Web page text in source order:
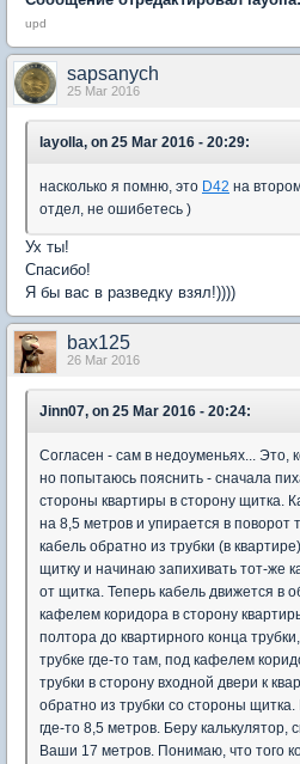
upd
sapsanych
25 Mar 2016
layolla, on 25 Mar 2016 - 20:29:
насколько я помню, это D42 на
отдел, не ошибетесь )
Ух ты!
Спасибо!
Я бы вас в разведку взял!))))
bax125
26 Mar 2016
Jinn07, on 25 Mar 2016 - 20:24:
Согласен - сам в недоуменьях... Это,
но попытаюсь пояснить - сначала
стороны квартиры в сторону щитка.
на 8,5 метров и упирается в поворот
кабель обратно из трубки (в
щитку и начинаю запихивать тот-же
от щитка. Теперь кабель движется в
кафелем коридора в сторону
полтора до квартирного конца
трубке где-то там, под кафелем
трубки в сторону входной двери к
обратно из трубки со стороны
где-то 8,5 метров. Беру
Ваши 17 метров. Понимаю, что того